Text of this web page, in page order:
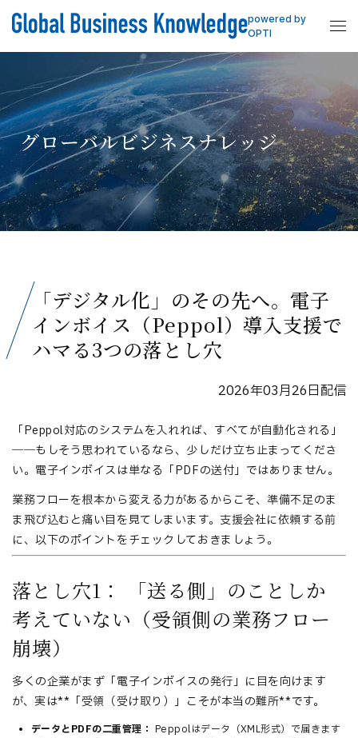
powered by
OPTI
グローバルビジネスナレッジ
「デジタル化」のその先へ。電子
インボイス（Peppol）導入支援で
ハマる3つの落とし穴
2026年03月26日配信
「Peppol対応のシステムを入れれば、すべてが自動化される」
――もしそう思われているなら、少しだけ立ち止まってくださ
い。電子インボイスは単なる「PDFの送付」ではありません。
業務フローを根本から変える力があるからこそ、準備不足のま
ま飛び込むと痛い目を見てしまいます。支援会社に依頼する前
に、以下のポイントをチェックしておきましょう。
落とし穴1： 「送る側」のことしか
考えていない（受領側の業務フロー
崩壊）
多くの企業がまず「電子インボイスの発行」に目を向けます
が、実は**「受領（受け取り）」こそが本当の難所**です。
データとPDFの二重管理： Peppolはデータ（XML形式）で届きます